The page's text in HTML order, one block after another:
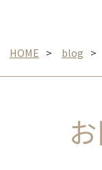
HOME blog